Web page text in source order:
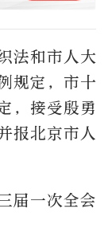
法和市人大
规定，市十
，接受殷勇
报北京市人
届一次全会